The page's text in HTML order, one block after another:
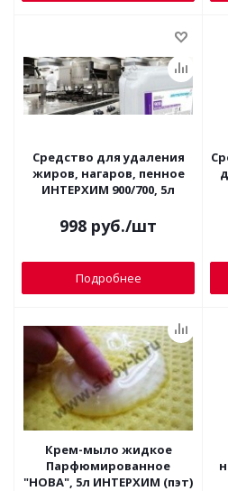
Средство для удаления
жиров, нагаров, пенное
ИНТЕРХИМ 900/700, 5л
998 руб./шт
Подробнее
Крем-мыло жидкое
Парфюмированное
"НОВА", 5л ИНТЕРХИМ (пэт)